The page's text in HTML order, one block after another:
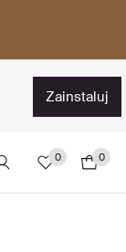
zainstaluj
0 0